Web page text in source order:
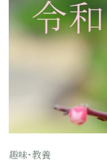
趣味･教養